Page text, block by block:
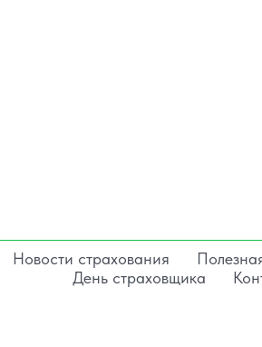
Новости страхования
День страховщика